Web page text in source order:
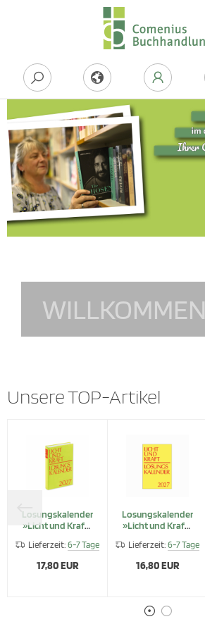
WILLKOMMEN
Unsere TOP-Artikel
Losungskalender
»Licht und Kraft«
Lieferzeit: 6-7 Tage
17,80 EUR
Losungskalender
»Licht und Kraft«
Reiseausgabe
Lieferzeit: 6-7 Tage
16,80 EUR